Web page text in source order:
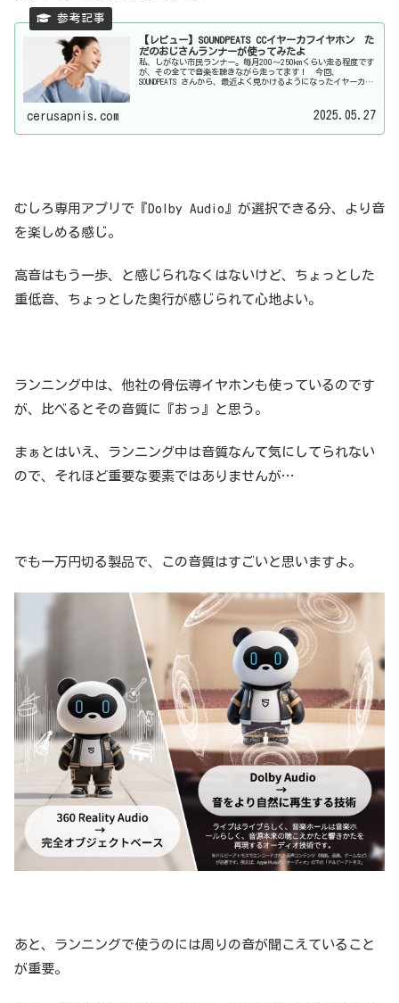
【レビュー】SOUNDPEATS CCイヤーカフイヤホン た
だのおじさんランナーが使ってみたよ
私、しがない市民ランナー。毎月200〜250kmくらい走る程度です
が、その全てで音楽を聴きながら走ってます！ 今回、
SOUNDPEATS さんから、最近よく見かけるようになったイヤーカフ
cerusapnis.com 2025.05.27
むしろ専用アプリで『Dolby Audio』が選択できる分、より音
を楽しめる感じ。
高音はもう一歩、と感じられなくはないけど、ちょっとした
重低音、ちょっとした奥行が感じられて心地よい。
ランニング中は、他社の骨伝導イヤホンも使っているのです
が、比べるとその音質に『おっ』と思う。
まぁとはいえ、ランニング中は音質なんて気にしてられない
ので、それほど重要な要素ではありませんが…
でも一万円切る製品で、この音質はすごいと思いますよ。
あと、ランニングで使うのには周りの音が聞こえていること
が重要。